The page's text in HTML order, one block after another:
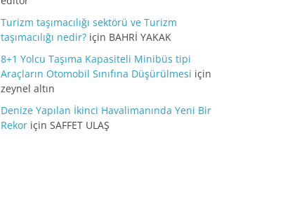
Turizm taşımacılığı sektörü ve Turizm
taşımacılığı nedir? için BAHRİ YAKAK
8+1 Yolcu Taşıma Kapasiteli Minibüs tipi
Araçların Otomobil Sınıfına Düşürülmesi için
zeynel altın
Denize Yapılan İkinci Havalimanında Yeni Bir
Rekor için SAFFET ULAŞ